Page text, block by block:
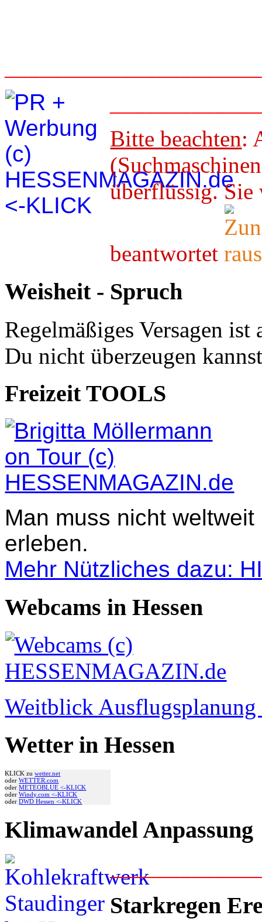
Bitte beachten:
überflüssig.
beantwortet
Weisheit - Spruch
Regelmäßiges Versagen
Du nicht überzeugen
Freizeit TOOLS
Man muss nicht
erleben.
Mehr Nützliches dazu:
Webcams in Hessen
Weitblick
Wetter in Hessen
KLICK zuwetter.net
oderWETTER.com
oderMETEOBLUE <-KLICK
oderWindy.com <-KLICK
oderDWD Hessen <-KLICK
Klimawandel Anpassung
Starkregen